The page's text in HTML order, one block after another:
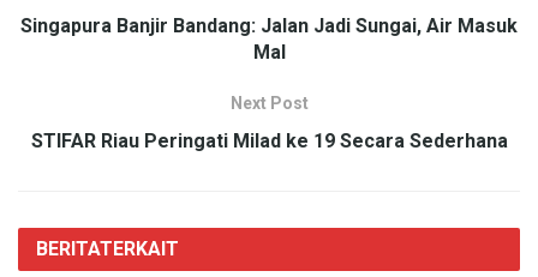
Singapura Banjir Bandang: Jalan Jadi Sungai, Air Masuk
Mal
Next Post
STIFAR Riau Peringati Milad ke 19 Secara Sederhana
BERITATERKAIT